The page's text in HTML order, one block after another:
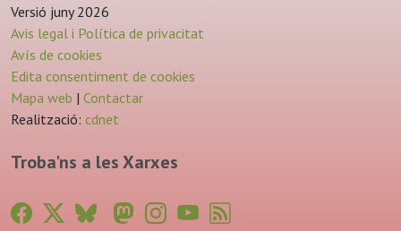
Versió juny 2026
Avis legal i Política de privacitat
Avís de cookies
Edita consentiment de cookies
Mapa web | Contactar
Realització: cdnet
Troba'ns a les Xarxes